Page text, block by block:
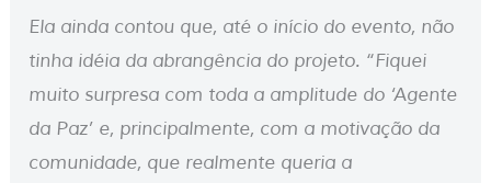
Ela ainda contou que, até o início do evento, não
tinha idéia da abrangência do projeto. “Fiquei
muito surpresa com toda a amplitude do ‘Agente
da Paz’ e, principalmente, com a motivação da
comunidade, que realmente queria a